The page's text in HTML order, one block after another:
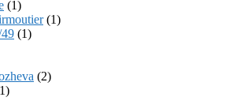
(1)
(1)
(1)
(2)